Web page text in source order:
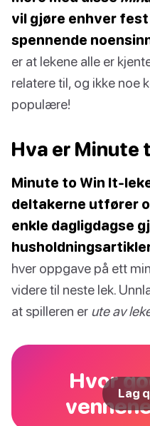
vil gjøre enhver
spennende
er at lekene alle er
relatere til, og ikke noe
populære!
Hva er Minute
Minute to Win It-
deltakerne utfører
enkle dagligdagse
hver oppgave på ett
videre til neste lek.
at spilleren er ute av
Hvor
Lag